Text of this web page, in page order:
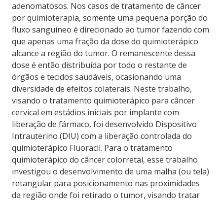
adenomatosos. Nos casos de tratamento de câncer
por quimioterapia, somente uma pequena porção do
fluxo sanguíneo é direcionado ao tumor fazendo com
que apenas uma fração da dose do quimioterápico
alcance a região do tumor. O remanescente dessa
dose é então distribuída por todo o restante de
órgãos e tecidos saudáveis, ocasionando uma
diversidade de efeitos colaterais. Neste trabalho,
visando o tratamento quimioterápico para câncer
cervical em estádios iniciais por implante com
liberação de fármaco, foi desenvolvido Dispositivo
Intrauterino (DIU) com a liberação controlada do
quimioterápico Fluoracil. Para o tratamento
quimioterápico do câncer colorretal, esse trabalho
investigou o desenvolvimento de uma malha (ou tela)
retangular para posicionamento nas proximidades
da região onde foi retirado o tumor, visando tratar